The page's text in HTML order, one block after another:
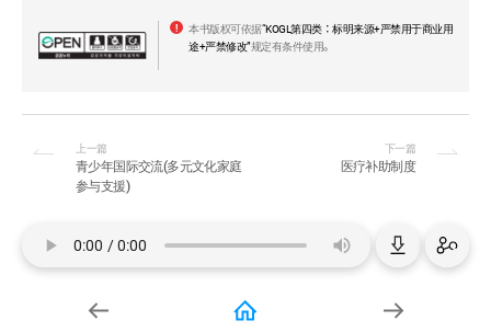
本书版权可依据“KOGL第四类：标明来源+严禁用于商业用
途+严禁修改”规定有条件使用。
上一篇
青少年国际交流(多元文化家庭
参与支援)
下一篇
医疗补助制度